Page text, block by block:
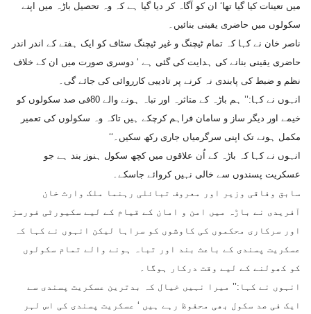
میں تعینات کیا گیا تھا‘ ان کو آگاہ کر دیا گیا ہے کہ وہ تحصیل باڑہ میں اپنے
سکولوں میں حاضری یقینی بنائیں۔
ناصر خان نے کہا کہ تمام ٹیچنگ و غیر ٹیچنگ سٹاف کو ایک ہفتے کے اندر اندر
حاضری یقینی بنانے کی ہدایت کی گئی ہے ‘ دوسری صورت میں ان کے خلاف
نظم و ضبط کی پابندی نہ کرنے پر تادیبی کارروائی کی جائے گی۔
انہوں نے کہا:’’ ہم باڑہ کے متاثرہ اور تباہ ہونے والے 80فی صد سکولوں کو
خیمے اور دیگر ساز و سامان فراہم کرچکے ہیں تاکہ وہ سکولوں کی تعمیر
مکمل ہونے تک اپنی سرگرمیاں جاری رکھ سکیں۔‘‘
انہوں نے کہا کہ باڑہ کے اُن علاقوں میں کچھ سکول ہنوز بند ہے جو
عسکریت پسندوں سے خالی نہیں کروائے جاسکے۔
سابق وفاقی وزیر اور معروف تبائلی رہنما ملک وارث خان
آفریدی نے باڑہ میں امن و امان کے قیام کے لیے سکیورٹی فورسز
اور سرکاری محکموں کی کاوشوں کو سراہا لیکن انہوں نے کہا کہ
عسکریت پسندی کے باعث بند اور تباہ ہونے والے تمام سکولوں
کو کھولنے کے لیے وقت درکار ہوگا۔
انہوں نے کہا:’’ میرا نہیں خیال کہ بدترین عسکریت پسندی سے
ایک فی صد سکول بھی محفوظ رہے ہیں ‘ عسکریت پسندی کی اس لہر